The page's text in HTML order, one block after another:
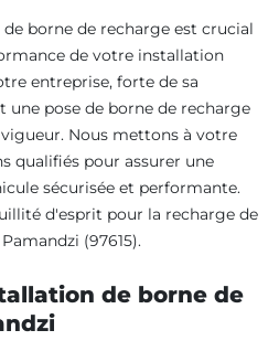
borne de recharge est crucial
de votre installation
entreprise, forte de sa
une pose de borne de recharge
Nous mettons à votre
qualifiés pour assurer une
sécurisée et performante.
d'esprit pour la recharge de
(97615).
de borne de